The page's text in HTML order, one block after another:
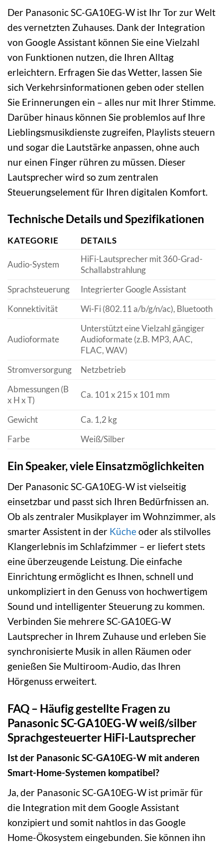
Der Panasonic SC-GA10EG-W ist Ihr Tor zur Welt
des vernetzten Zuhauses. Dank der Integration
von Google Assistant können Sie eine Vielzahl
von Funktionen nutzen, die Ihren Alltag
erleichtern. Erfragen Sie das Wetter, lassen Sie
sich Verkehrsinformationen geben oder stellen
Sie Erinnerungen ein – alles nur mit Ihrer Stimme.
Darüber hinaus können Sie problemlos auf Ihre
Lieblingsmusikdienste zugreifen, Playlists steuern
und sogar die Lautstärke anpassen, ohne auch
nur einen Finger rühren zu müssen. Dieser
Lautsprecher wird so zum zentralen
Steuerungselement für Ihren digitalen Komfort.
Technische Details und Spezifikationen
KATEGORIE DETAILS
Audio-System
HiFi-Lautsprecher mit 360-Grad-
Schallabstrahlung
Sprachsteuerung
Integrierter Google Assistant
Konnektivität
Wi-Fi (802.11 a/b/g/n/ac), Bluetooth
Audioformate
Unterstützt eine Vielzahl gängiger
Audioformate (z.B. MP3, AAC,
FLAC, WAV)
Stromversorgung
Netzbetrieb
Abmessungen (B
x H x T)
Ca. 101 x 215 x 101 mm
Gewicht
Ca. 1,2 kg
Farbe
Weiß/Silber
Ein Speaker, viele Einsatzmöglichkeiten
Der Panasonic SC-GA10EG-W ist vielseitig
einsetzbar und passt sich Ihren Bedürfnissen an.
Ob als zentraler Musikplayer im Wohnzimmer, als
smarter Assistent in der Kücheoder als stilvolles
Klangerlebnis im Schlafzimmer – er liefert stets
eine überzeugende Leistung. Die einfache
Einrichtung ermöglicht es Ihnen, schnell und
unkompliziert in den Genuss von hochwertigem
Sound und intelligenter Steuerung zu kommen.
Verbinden Sie mehrere SC-GA10EG-W
Lautsprecher in Ihrem Zuhause und erleben Sie
synchronisierte Musik in allen Räumen oder
genießen Sie Multiroom-Audio, das Ihren
Hörgenuss erweitert.
FAQ – Häufig gestellte Fragen zu
Panasonic SC-GA10EG-W weiß/silber
Sprachgesteuerter HiFi-Lautsprecher
Ist der Panasonic SC-GA10EG-W mit anderen
Smart-Home-Systemen kompatibel?
Ja, der Panasonic SC-GA10EG-W ist primär für
die Integration mit dem Google Assistant
konzipiert und somit nahtlos in das Google
Home-Ökosystem eingebunden. Sie können ihn